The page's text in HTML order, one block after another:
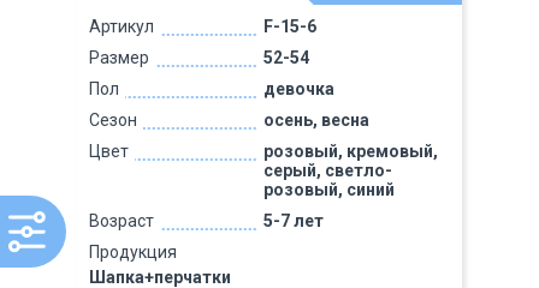
Артикул
F-15-6
Размер
52-54
Пол
девочка
Сезон
осень, весна
Цвет
розовый, кремовый,
серый, светло-
розовый, синий
Возраст
5-7 лет
Продукция
Шапка+перчатки